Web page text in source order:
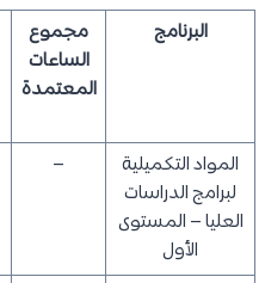
البرنامج
مجموع
الساعات
المعتمدة
​المواد التكميلية
لبرامج الدراسات
العليا – المستوى
الأول
–